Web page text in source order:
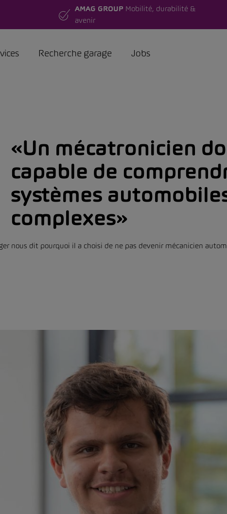
AMAG GROUP Mobilité, durabilité &
avenir
Recherche garage Jobs
«Un mécatronicien
capable de
systèmes
complexes»
nous dit pourquoi il a choisi de ne pas devenir mécanicien